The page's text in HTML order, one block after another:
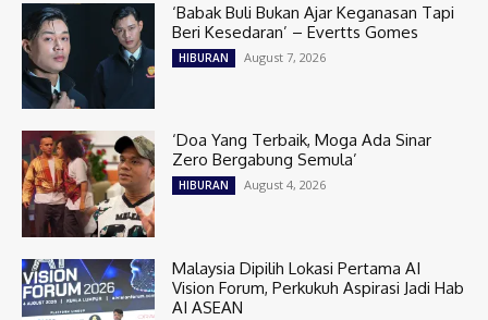
‘Babak Buli Bukan Ajar Keganasan Tapi
Beri Kesedaran’ – Evertts Gomes
HIBURAN August 7, 2026
‘Doa Yang Terbaik, Moga Ada Sinar
Zero Bergabung Semula’
HIBURAN August 4, 2026
Malaysia Dipilih Lokasi Pertama AI
Vision Forum, Perkukuh Aspirasi Jadi Hab
AI ASEAN